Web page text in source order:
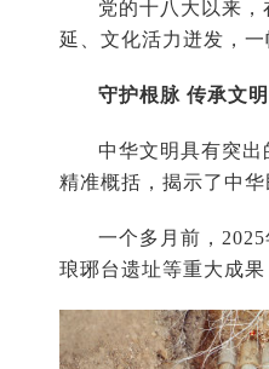
党的十八大以来
延、文化活力迸发，
守护根脉 传承文明
中华文明具有突
精准概括，揭示了中华
一个多月前，
琅琊台遗址等重大成